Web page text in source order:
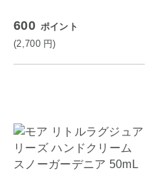
600 ポイント
(2,700 円)